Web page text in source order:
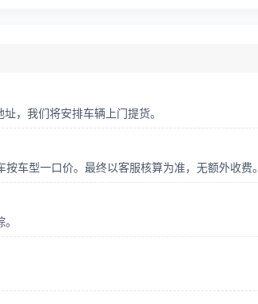
，我们将安排车辆上门提货。
车型一口价。最终以客服核算为准，无额外收费。